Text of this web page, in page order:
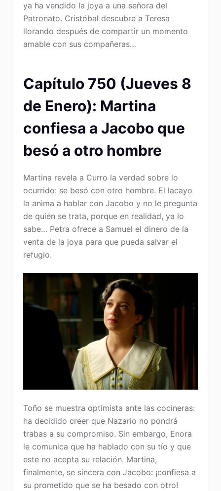
ya ha vendido la joya a una señora del
Patronato. Cristóbal descubre a Teresa
llorando después de compartir un momento
amable con sus compañeras…
Capítulo 750 (Jueves 8
de Enero): Martina
confiesa a Jacobo que
besó a otro hombre
Martina revela a Curro la verdad sobre lo
ocurrido: se besó con otro hombre. El lacayo
la anima a hablar con Jacobo y no le pregunta
de quién se trata, porque en realidad, ya lo
sabe… Petra ofrece a Samuel el dinero de la
venta de la joya para que pueda salvar el
refugio.
Toño se muestra optimista ante las cocineras:
ha decidido creer que Nazario no pondrá
trabas a su compromiso. Sin embargo, Enora
le comunica que ha hablado con su tío y que
este no acepta su relación. Martina,
finalmente, se sincera con Jacobo: ¡confiesa a
su prometido que se ha besado con otro!